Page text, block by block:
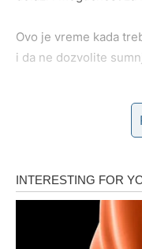
Ovo je vreme kada
i da ne dozvolite
Finansije –
kroz
Kada su finansije u
između uživanja i
lepe stvari u životu,
planirate svoje